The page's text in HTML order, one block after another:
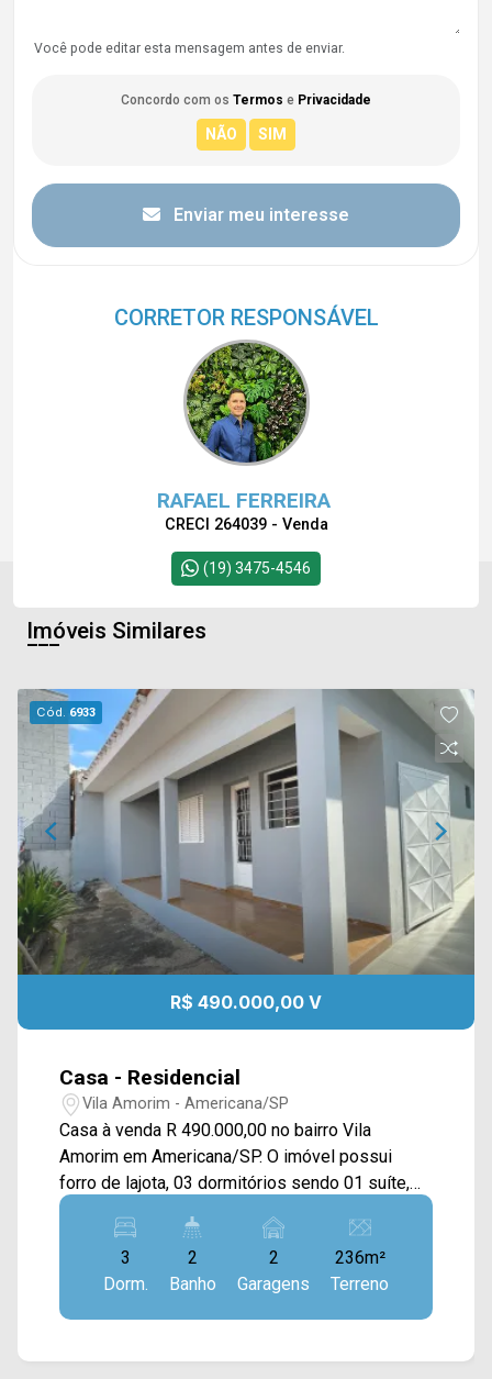
Você pode editar esta mensagem antes de enviar.
Concordo com os Termos e Privacidade
Enviar meu interesse
CORRETOR RESPONSÁVEL
RAFAEL FERREIRA
CRECI 264039 - Venda
(19) 3475-4546
Imóveis Similares
Cód. 6933
R$ 490.000,00 V
Casa - Residencial
Vila Amorim - Americana/SP
Casa à venda R 490.000,00 no bairro Vila
Amorim em Americana/SP. O imóvel possui
forro de lajota, 03 dormitórios sendo 01 suíte,
banheiro social, sala, cozinha, lavanderia, e
quarto de manutenção nos fundos, com 235m2
de terreno e 114m2 de construção. obs.: a
Documentação esta em dia com Habite-se,
porem são duas casa no mesmo terreno, o
financiamento. Não aceita permuta, somente
3
Dorm.
2
Banho
2
Garagens
236m²
Terreno